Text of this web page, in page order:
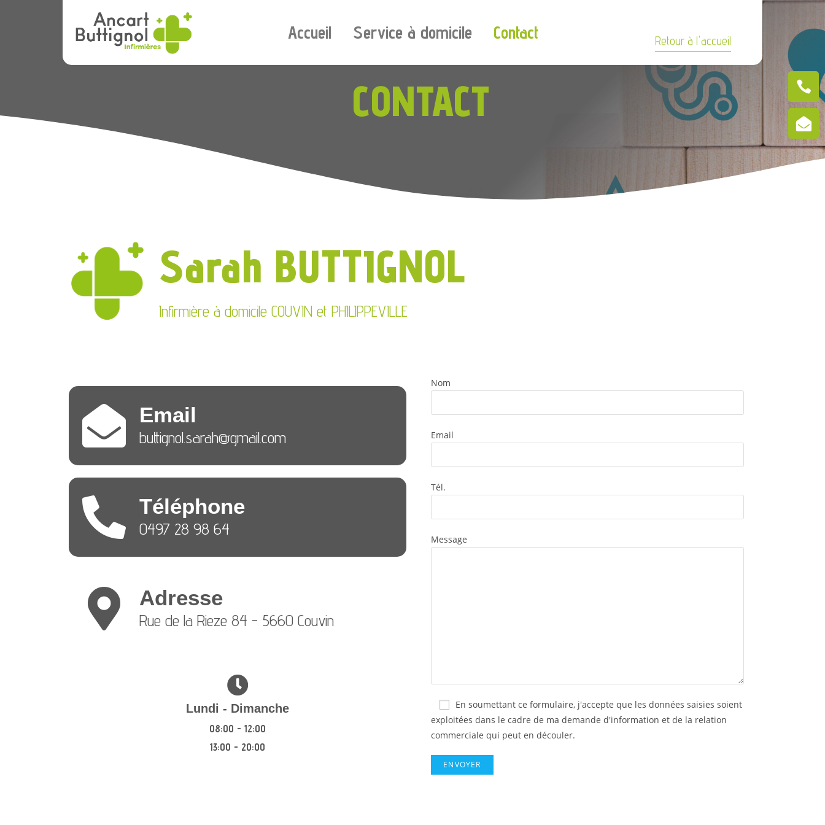
Accueil Service à domicile Contact Retour à l'accueil
CONTACT
Sarah BUTTIGNOL
Infirmière à domicile COUVIN et PHILIPPEVILLE
Email
buttignol.sarah@gmail.com
Téléphone
0497 28 98 64
Adresse
Rue de la Rieze 84 - 5660 Couvin
Lundi - Dimanche
08:00 - 12:00
13:00 - 20:00
Nom
Email
Tél.
Message
En soumettant ce formulaire, j'accepte que les données saisies soient
exploitées dans le cadre de ma demande d'information et de la relation
commerciale qui peut en découler.